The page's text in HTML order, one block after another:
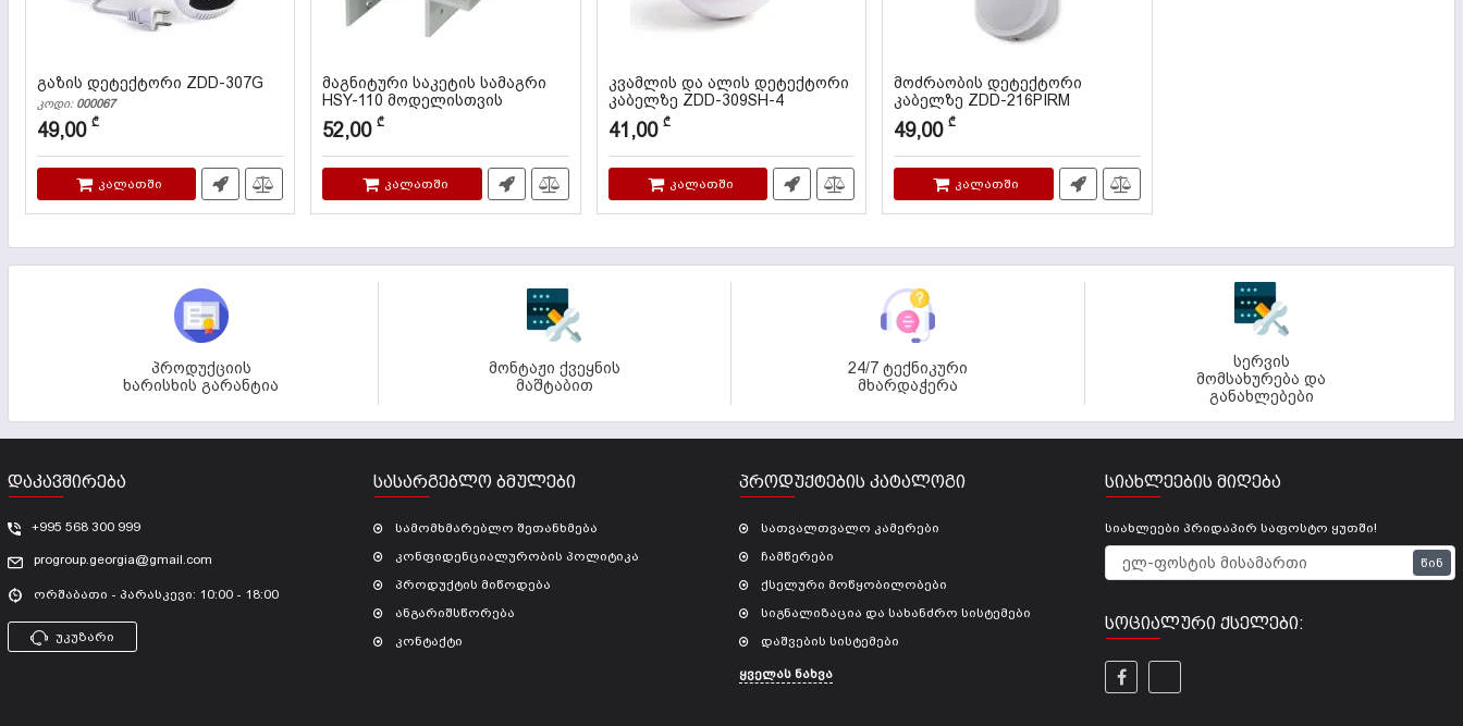
გაზის დეტექტორი ZDD-307G
კოდი: 000067
49,00 ₾
კალათში
მაგნიტური საკეტის სამაგრი
HSY-110 მოდელისთვის
კოდი: 000035
52,00 ₾
კალათში
კვამლის და ალის დეტექტორი
კაბელზე ZDD-309SH-4
კოდი: 000058
41,00 ₾
კალათში
მოძრაობის დეტექტორი
კაბელზე ZDD-216PIRM
კოდი: 000059
49,00 ₾
კალათში
პროდუქციის
ხარისხის გარანტია
მონტაჟი ქვეყნის
მაშტაბით
24/7 ტექნიკური
მხარდაჭერა
სერვის
მომსახურება და
განახლებები
ᲓᲐᲙᲐᲕᲨᲘᲠᲔᲑᲐ
+995 568 300 999
progroup.georgia@gmail.com
ორშაბათი - პარასკევი: 10:00 - 18:00
უკუზარი
ᲡᲐᲡᲐᲠᲒᲔᲑᲚᲝ ᲑᲛᲣᲚᲔᲑᲘ
სამომხმარებლო შეთანხმება
კონფიდენციალურობის პოლიტიკა
პროდუქტის მიწოდება
ანგარიშსწორება
კონტაქტი
ᲞᲠᲝᲓᲣᲥᲢᲔᲑᲘᲡ ᲙᲐᲢᲐᲚᲝᲒᲘ
სათვალთვალო კამერები
ჩამწერები
ქსელური მოწყობილობები
სიგნალიზაცია და სახანძრო სისტემები
დაშვების სისტემები
ყველას ნახვა
ᲡᲘᲐᲮᲚᲔᲔᲑᲘᲡ ᲛᲘᲦᲔᲑᲐ
სიახლეები პრიდაპირ საფოსტო ყუთში!
Წინ
ᲡᲝᲪᲘᲐᲚᲣᲠᲘ ᲥᲡᲔᲚᲔᲑᲘ: